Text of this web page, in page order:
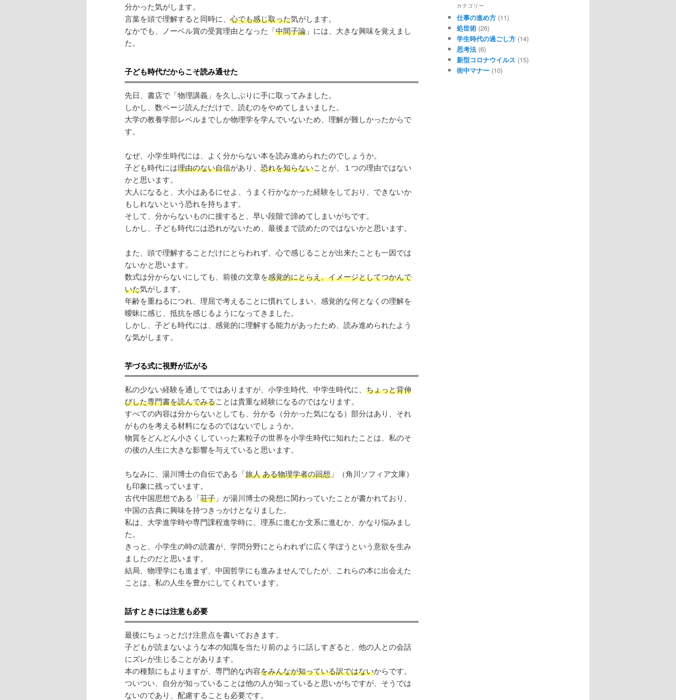
分かった気がします。
言葉を頭で理解すると同時に、 心でも感じ取った気がします。
なかでも、ノーベル賞の受賞理由となった「中間子論 」には、大きな興味を覚えまし
た。
子ども時代だからこそ読み通せた
先日、書店で「物理講義」を久しぶりに手に取ってみました。
しかし、数ページ読んだだけで、読むのをやめてしまいました。
大学の教養学部レベルまでしか物理学を学んでいないため、理解が難しかったからで
す。
なぜ、小学生時代には、よく分からない本を読み進められたのでしょうか。
子ども時代には理由のない自信があり、 恐れを知らないことが、１つの理由ではない
かと思います。
大人になると、大小はあるにせよ、うまく行かなかった経験をしており、できないか
もしれないという恐れを持ちます。
そして、分からないものに接すると、早い段階で諦めてしまいがちです。
しかし、子ども時代には恐れがないため、最後まで読めたのではないかと思います。
また、頭で理解することだけにとらわれず、心で感じることが出来たことも一因では
ないかと思います。
数式は分からないにしても、前後の文章を感覚的にとらえ、イメージとしてつかんで
いた気がします。
年齢を重ねるにつれ、理屈で考えることに慣れてしまい、感覚的な何となくの理解を
曖昧に感じ、抵抗を感じるようになってきました。
しかし、子ども時代には、感覚的に理解する能力があったため、読み進められたよう
な気がします。
芋づる式に視野が広がる
私の少ない経験を通してではありますが、小学生時代、中学生時代に、 ちょっと背伸
びした専門書を読んでみることは貴重な経験になるのではなります。
すべての内容は分からないとしても、分かる（分かった気になる）部分はあり、それ
がものを考える材料になるのではないでしょうか。
物質をどんどん小さくしていった素粒子の世界を小学生時代に知れたことは、私のそ
の後の人生に大きな影響を与えていると思います。
ちなみに、湯川博士の自伝である「旅人 ある物理学者の回想 」（角川ソフィア文庫）
も印象に残っています。
古代中国思想である「荘子 」が湯川博士の発想に関わっていたことが書かれており、
中国の古典に興味を持つきっかけとなりました。
私は、大学進学時や専門課程進学時に、理系に進むか文系に進むか、かなり悩みまし
た。
きっと、小学生の時の読書が、学問分野にとらわれずに広く学ぼうという意欲を生み
ましたのだと思います。
結局、物理学にも進まず、中国哲学にも進みませんでしたが、これらの本に出会えた
ことは、私の人生を豊かにしてくれています。
話すときには注意も必要
最後にちょっとだけ注意点を書いておきます。
子どもが読まないような本の知識を当たり前のように話しすぎると、他の人との会話
にズレが生じることがあります。
本の種類にもよりますが、専門的な内容をみんなが知っている訳ではないからです。
ついつい、自分が知っていることは他の人が知っていると思いがちですが、そうでは
ないのであり、配慮することも必要です。
カテゴリー
仕事の進め方 (11)
処世術 (26)
学生時代の過ごし方 (14)
思考法(6)
新型コロナウイルス (15)
街中マナー (10)